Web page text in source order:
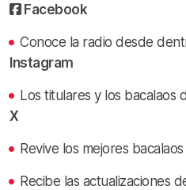
Facebook
Conoce la radio desde
Instagram
Los titulares y los bacalaos
X
Revive los mejores
Recibe las actualizaciones